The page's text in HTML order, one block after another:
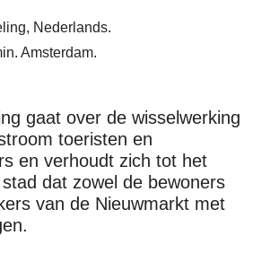
Nederlands.
Amsterdam.
gaat over de wisselwerking
toeristen en
en verhoudt zich tot het
dat zowel de bewoners
van de Nieuwmarkt met